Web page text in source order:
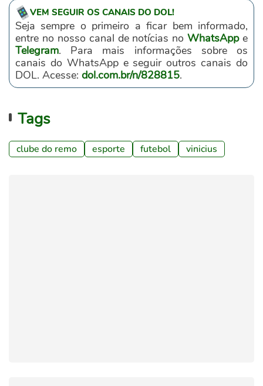
VEM SEGUIR OS CANAIS DO DOL!
Seja sempre o primeiro a ficar bem informado,
entre no nosso canal de notícias noWhatsAppe
Telegram. Para mais informações sobre os
canais do WhatsApp e seguir outros canais do
DOL. Acesse: dol.com.br/n/828815.
Tags
clube do remo esporte futebol vinicius